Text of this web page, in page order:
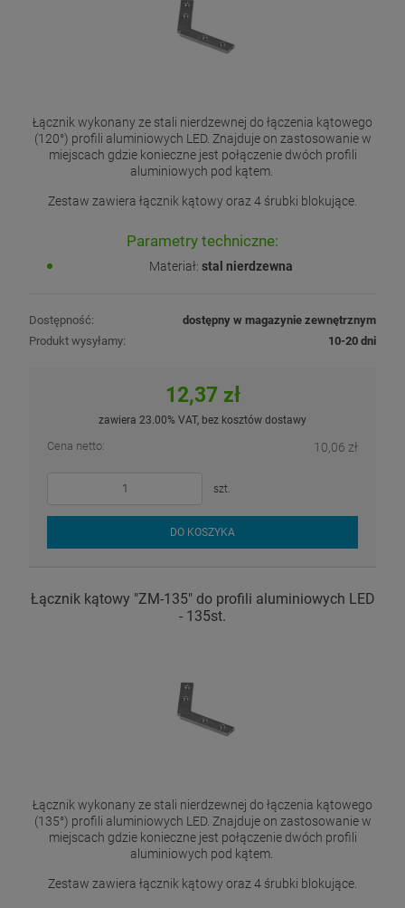
Łącznik wykonany ze stali nierdzewnej do łączenia kątowego
(120°) profili aluminiowych LED. Znajduje on zastosowanie w
miejscach gdzie konieczne jest połączenie dwóch profili
aluminiowych pod kątem.
Zestaw zawiera łącznik kątowy oraz 4 śrubki blokujące.
Parametry techniczne:
Materiał: stal nierdzewna
Dostępność:
dostępny w magazynie zewnętrznym
Produkt wysyłamy:
10-20 dni
12,37 zł
zawiera 23.00% VAT, bez kosztów dostawy
Cena netto: 10,06 zł
szt.
DO KOSZYKA
Łącznik kątowy "ZM-135" do profili aluminiowych LED
- 135st.
Łącznik wykonany ze stali nierdzewnej do łączenia kątowego
(135°) profili aluminiowych LED. Znajduje on zastosowanie w
miejscach gdzie konieczne jest połączenie dwóch profili
aluminiowych pod kątem.
Zestaw zawiera łącznik kątowy oraz 4 śrubki blokujące.